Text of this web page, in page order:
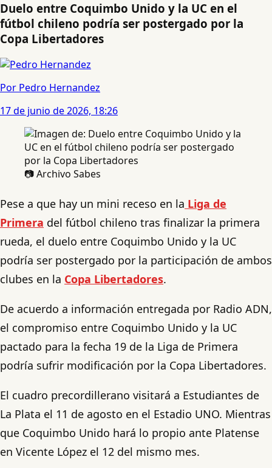
Duelo entre Coquimbo Unido y la UC en el
fútbol chileno podría ser postergado por la
Copa Libertadores
Por Pedro Hernandez
17 de junio de 2026, 18:26
📷 Archivo Sabes
Pese a que hay un mini receso en la Liga de
Primera del fútbol chileno tras finalizar la primera
rueda, el duelo entre Coquimbo Unido y la UC
podría ser postergado por la participación de ambos
clubes en la Copa Libertadores.
De acuerdo a información entregada por Radio ADN,
el compromiso entre Coquimbo Unido y la UC
pactado para la fecha 19 de la Liga de Primera
podría sufrir modificación por la Copa Libertadores.
El cuadro precordillerano visitará a Estudiantes de
La Plata el 11 de agosto en el Estadio UNO. Mientras
que Coquimbo Unido hará lo propio ante Platense
en Vicente López el 12 del mismo mes.